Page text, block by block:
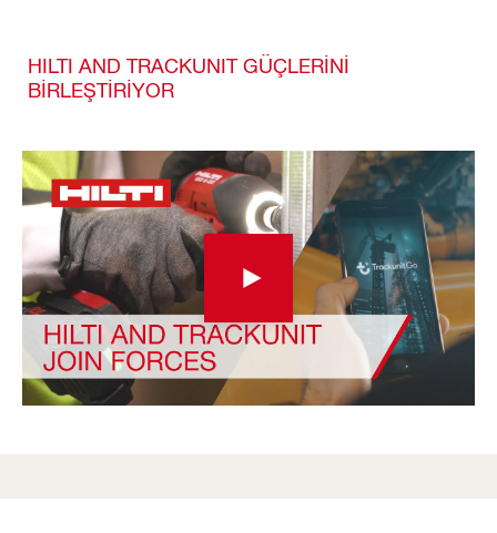
HILTI AND TRACKUNIT GÜÇLERINI
BIRLEŞTIRIYOR